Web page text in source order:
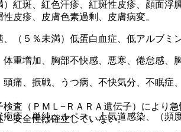
紅斑、紅色汗疹、紅斑性皮疹、顔面
皮疹、皮膚色素過剰、皮膚病変。
（５％未満）低蛋白血症、低アルブミ
重増加、胸部不快感、悪寒、倦怠感、
痛、振戦、うつ病、不快気分、不眠
疹、単純ヘルペス、上気道感染、（頻
査（ＰＭＬ−ＲＡＲＡ遺伝子）により
安全性は確立していない。